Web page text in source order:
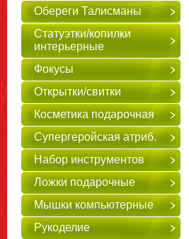
Обереги Талисманы
Статуэтки/копилки
интерьерные
Фокусы
Открытки/свитки
Косметика подарочная
Супергеройская атриб.
Набор инструментов
Ложки подарочные
Мышки компьютерные
Рукоделие